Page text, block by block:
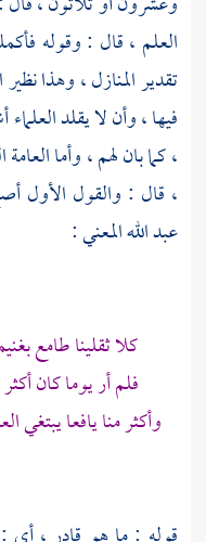
العلم ، قال : وقوله
تقدير المنازل ، وهذا نظير
فيها ، وأن لا يقلد
، كما بان لهم ، وأما
، قال : والقول الأول
عبد الله المعني:
كلا ثقلينا طامع
فلم أر يوما كان
وأكثر منا يافعا